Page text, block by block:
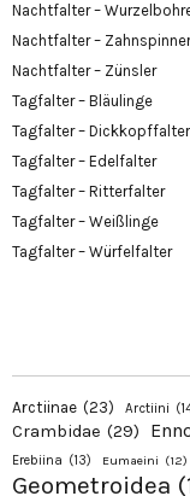
Nachtfalter –
Nachtfalter – Zahnspinner
Nachtfalter – Zünsler
Tagfalter – Bläulinge
Tagfalter – Dickkopffalter
Tagfalter – Edelfalter
Tagfalter – Ritterfalter
Tagfalter – Weißlinge
Tagfalter – Würfelfalter
Arctiinae (23) Arctiini
Crambidae (29)
Erebiina (13) Eumaeini (12)
Geometroidea